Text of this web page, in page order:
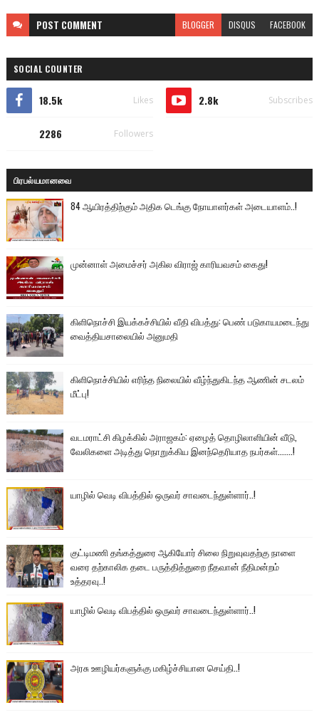
POST COMMENT BLOGGER DISQUS FACEBOOK
SOCIAL COUNTER
18.5k Likes 2.8k Subscribes
2286 Followers
பிரபல்யமானவை
84 ஆயிரத்திற்கும் அதிக டெங்கு நோயாளர்கள் அடையாளம்..!
முன்னாள் அமைச்சர் அகில விராஜ் காரியவசம் கைது!
கிளிநொச்சி இயக்கச்சியில் வீதி விபத்து: பெண் படுகாயமடைந்து
வைத்தியசாலையில் அனுமதி
கிளிநொச்சியில் எரிந்த நிலையில் வீழ்ந்துகிடந்த ஆணின் சடலம்
மீட்பு!
வடமராட்சி கிழக்கில் அராஜகம்: ஏழைத் தொழிலாளியின் வீடு,
வேலிகளை அடித்து நொறுக்கிய இனந்தெரியாத நபர்கள்.......!
யாழில் வெடி விபத்தில் ஒருவர் சாவடைந்துள்ளார்..!
குட்டிமணி தங்கத்துரை ஆகியோர் சிலை நிறுவுவதற்கு நாளை
வரை தற்காலிக தடை பருத்தித்துறை நீதவான் நீதிமன்றம்
உத்தரவு..!
யாழில் வெடி விபத்தில் ஒருவர் சாவடைந்துள்ளார்..!
அரசு ஊழியர்களுக்கு மகிழ்ச்சியான செய்தி..!